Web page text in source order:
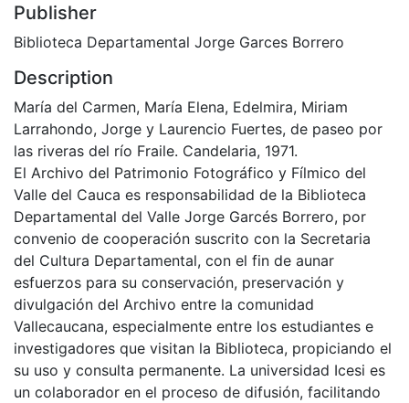
Publisher
Biblioteca Departamental Jorge Garces Borrero
Description
María del Carmen, María Elena, Edelmira, Miriam
Larrahondo, Jorge y Laurencio Fuertes, de paseo por
las riveras del río Fraile. Candelaria, 1971.
El Archivo del Patrimonio Fotográfico y Fílmico del
Valle del Cauca es responsabilidad de la Biblioteca
Departamental del Valle Jorge Garcés Borrero, por
convenio de cooperación suscrito con la Secretaria
del Cultura Departamental, con el fin de aunar
esfuerzos para su conservación, preservación y
divulgación del Archivo entre la comunidad
Vallecaucana, especialmente entre los estudiantes e
investigadores que visitan la Biblioteca, propiciando el
su uso y consulta permanente. La universidad Icesi es
un colaborador en el proceso de difusión, facilitando